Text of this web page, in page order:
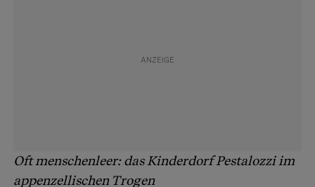
Oft menschenleer: das Kinderdorf Pestalozzi im
appenzellischen Trogen